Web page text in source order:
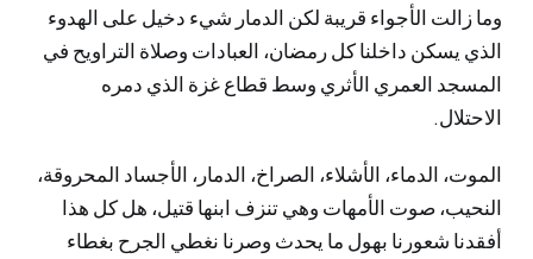
وما زالت الأجواء قريبة لكن الدمار شيء دخيل على الهدوء
الذي يسكن داخلنا كل رمضان، العبادات وصلاة التراويح في
المسجد العمري الأثري وسط قطاع غزة الذي دمره
الاحتلال.
الموت، الدماء، الأشلاء، الصراخ، الدمار، الأجساد المحروقة،
النحيب، صوت الأمهات وهي تنزف ابنها قتيل، هل كل هذا
أفقدنا شعورنا بهول ما يحدث وصرنا نغطي الجرح بغطاء